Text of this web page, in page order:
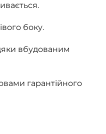
боку.
вбудованим
гарантійного